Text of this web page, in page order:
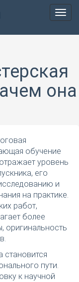
Меню
она
обучение
уровень
его
и
на практике.
работ,
более
оригинальность
становится
пути.
к научной